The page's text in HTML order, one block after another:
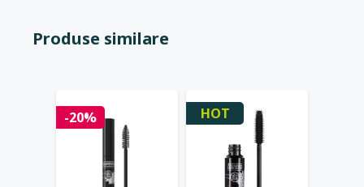
Produse similare
-20% HOT